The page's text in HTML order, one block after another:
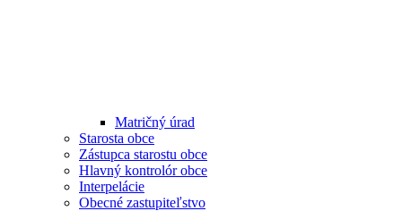
Matričný úrad
Starosta obce
Zástupca starostu obce
Hlavný kontrolór obce
Interpelácie
Obecné zastupiteľstvo